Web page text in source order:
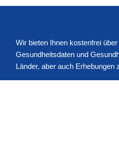
Wir bieten Ihnen kostenfrei
Gesundheitsdaten und
Länder, aber auch